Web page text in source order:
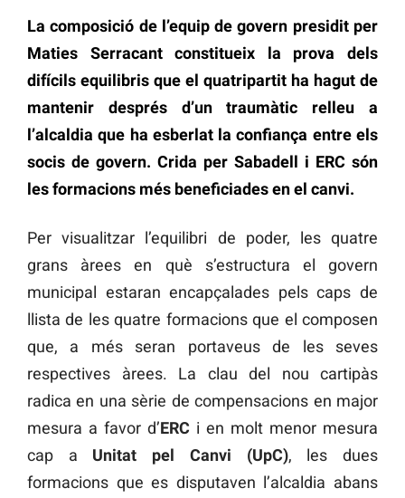
La composició de l’equip de govern presidit per
Maties Serracant constitueix la prova dels
difícils equilibris que el quatripartit ha hagut de
mantenir després d’un traumàtic relleu a
l’alcaldia que ha esberlat la confiança entre els
socis de govern. Crida per Sabadell i ERC són
les formacions més beneficiades en el canvi.
Per visualitzar l’equilibri de poder, les quatre
grans àrees en què s’estructura el govern
municipal estaran encapçalades pels caps de
llista de les quatre formacions que el composen
que, a més seran portaveus de les seves
respectives àrees. La clau del nou cartipàs
radica en una sèrie de compensacions en major
mesura a favor d’ERC i en molt menor mesura
cap a Unitat pel Canvi (UpC), les dues
formacions que es disputaven l’alcaldia abans